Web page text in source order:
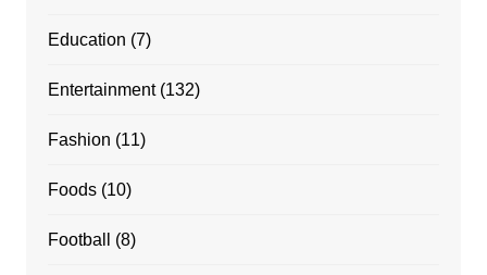
Education (7)
Entertainment(132)
Fashion (11)
Foods(10)
Football (8)